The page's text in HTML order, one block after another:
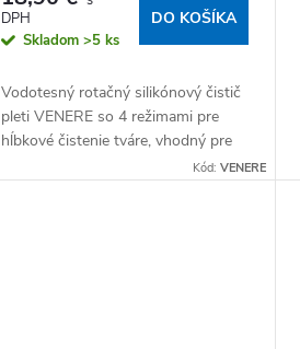
Skladom>5 ks
DO KOŠÍKA
Vodotesný rotačný silikónový čistič
pleti VENERE so 4 režimami pre
hĺbkové čistenie tváre, vhodný pre
všetky typy pleti a vekové skupiny.
Kód: VENERE